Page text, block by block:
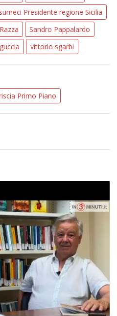
Presidente regione Sicilia
Sandro Pappalardo
vittorio sgarbi
Primo Piano